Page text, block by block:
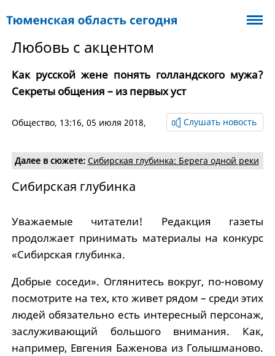
Любовь с акцентом
Как русской жене понять голландского мужа?
Секреты общения – из первых уст
Общество, 13:16, 05 июля 2018, Слушать новость
Далее в сюжете: Сибирская глубинка: Берега одной реки
Сибирская глубинка
Уважаемые читатели! Редакция газеты
продолжает принимать материалы на конкурс
«Сибирская глубинка.
Добрые соседи». Оглянитесь вокруг, по-новому
посмотрите на тех, кто живет рядом – среди этих
людей обязательно есть интересный персонаж,
заслуживающий большого внимания. Как,
например, Евгения Баженова из Голышманово.